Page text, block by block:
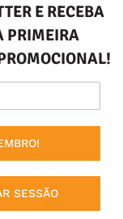
E RECEBA
PRIMEIRA
SESSÃO